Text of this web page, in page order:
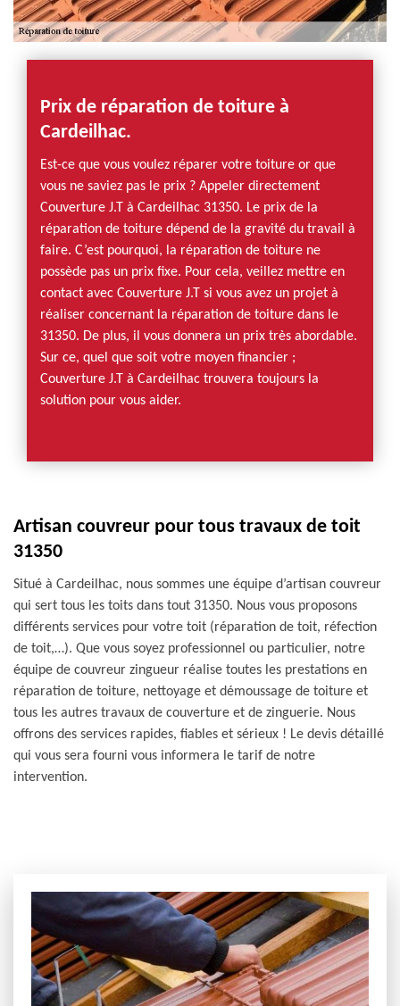
Prix de réparation de toiture à
Cardeilhac.
Est-ce que vous voulez réparer votre toiture or que
vous ne saviez pas le prix ? Appeler directement
Couverture J.T à Cardeilhac 31350. Le prix de la
réparation de toiture dépend de la gravité du travail à
faire. C’est pourquoi, la réparation de toiture ne
possède pas un prix fixe. Pour cela, veillez mettre en
contact avec Couverture J.T si vous avez un projet à
réaliser concernant la réparation de toiture dans le
31350. De plus, il vous donnera un prix très abordable.
Sur ce, quel que soit votre moyen financier ;
Couverture J.T à Cardeilhac trouvera toujours la
solution pour vous aider.
Artisan couvreur pour tous travaux de toit
31350
Situé à Cardeilhac, nous sommes une équipe d’artisan couvreur
qui sert tous les toits dans tout 31350. Nous vous proposons
différents services pour votre toit (réparation de toit, réfection
de toit,…). Que vous soyez professionnel ou particulier, notre
équipe de couvreur zingueur réalise toutes les prestations en
réparation de toiture, nettoyage et démoussage de toiture et
tous les autres travaux de couverture et de zinguerie. Nous
offrons des services rapides, fiables et sérieux ! Le devis détaillé
qui vous sera fourni vous informera le tarif de notre
intervention.